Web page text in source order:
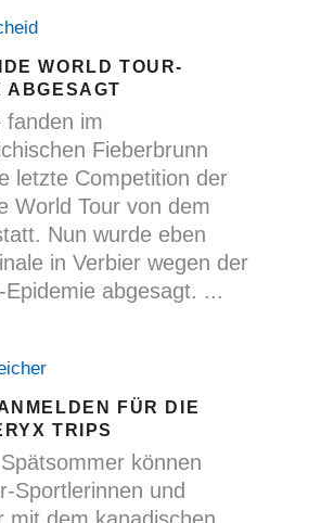
WORLD TOUR-
ABGESAGT
fanden im
Fieberbrunn
letzte Competition der
World Tour von dem
Nun wurde eben
in Verbier wegen der
Epidemie abgesagt.
FÜR DIE
TRIPS
können
Sportlerinnen und